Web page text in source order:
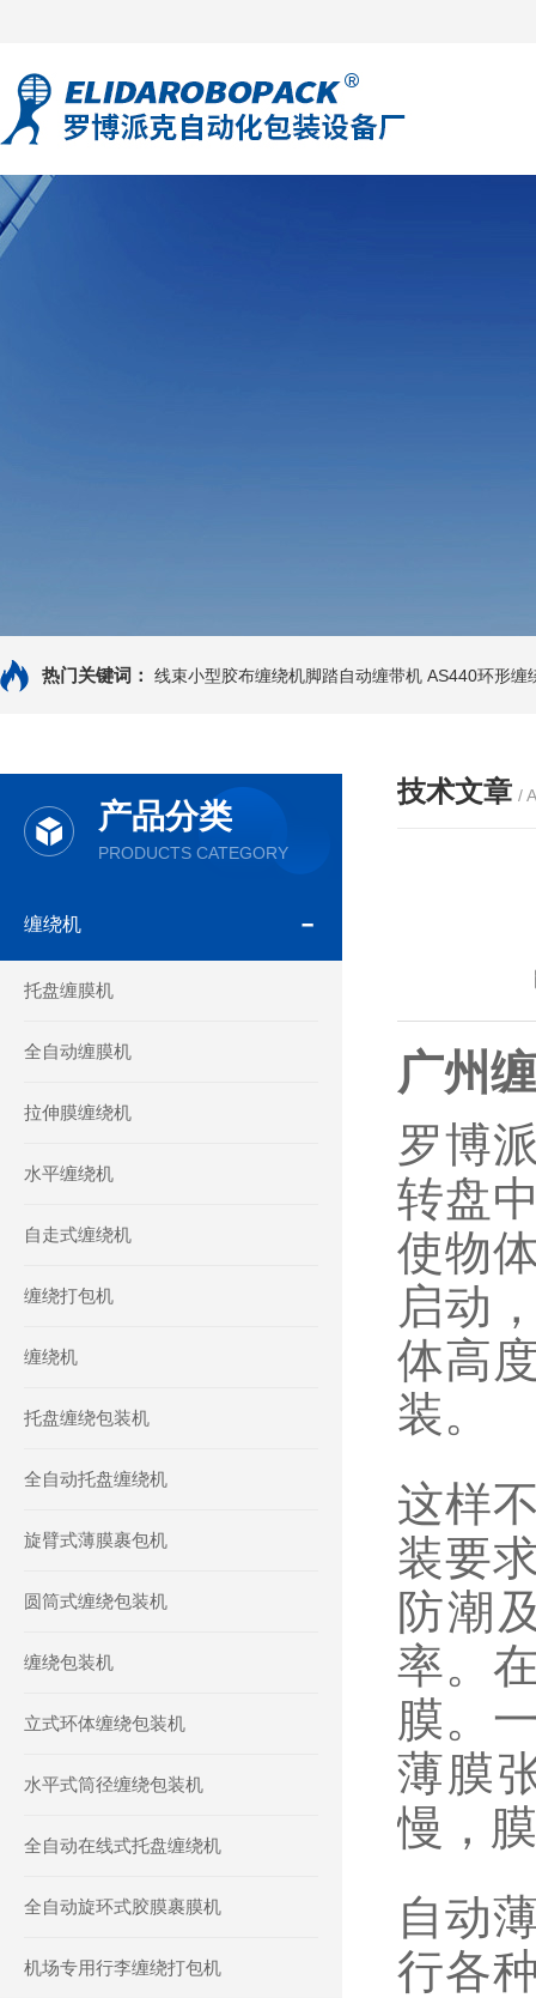
热门关键词： 线束小型胶布缠绕机脚踏自动缠带机 AS440环形缠
产品分类
PRODUCTS CATEGORY
缠绕机
托盘缠膜机
全自动缠膜机
拉伸膜缠绕机
水平缠绕机
自走式缠绕机
缠绕打包机
缠绕机
托盘缠绕包装机
全自动托盘缠绕机
旋臂式薄膜裹包机
圆筒式缠绕包装机
缠绕包装机
立式环体缠绕包装机
水平式筒径缠绕包装机
全自动在线式托盘缠绕机
全自动旋环式胶膜裹膜机
机场专用行李缠绕打包机
技术文章 /
广州
罗博
转盘
使物
启动
体高
装。
这样
装要
防潮
率。
膜。
薄膜
慢，
自动
行各